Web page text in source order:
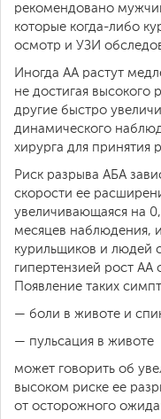
рекомендовано
которые когда-либо
осмотр и УЗИ
Иногда АА растут
не достигая высокого
другие быстро
динамического
хирурга для принятия
Риск разрыва АБА
скорости ее
увеличивающаяся на
месяцев наблюдения,
курильщиков и людей
гипертензией рост
Появление таких
— боли в животе и
— пульсация в животе
может говорить об
высоком риске ее
от осторожного